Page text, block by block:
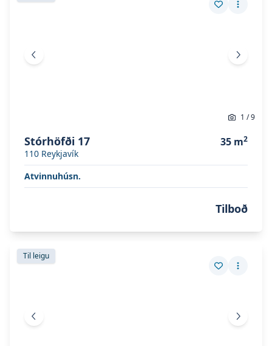
Vista eign
Fleiri
Fyrri mynd Næsta
1 /9
Stórhöfði 17
110 Reykjavík
35 m2
Atvinnuhúsn.
Tilboð
Skoða eignina
Til leigu
Vista eign
Fleiri
Skoða eignina
Fyrri mynd Næsta